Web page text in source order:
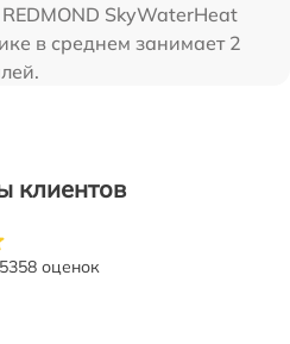
SkyWaterHeat
в среднем занимает 2
клиентов
5358 оценок